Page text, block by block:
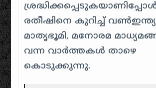
രതീഷിനെ കുറിച്ച്
മാതൃഭൂമി, മനോരമ
വന്ന വാർത്തകൾ താഴെ
കൊടുക്കുന്നു.